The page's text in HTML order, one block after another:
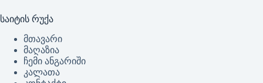
საიტის რუქა
მთავარი
მაღაზია
ჩემი ანგარიში
კალათა